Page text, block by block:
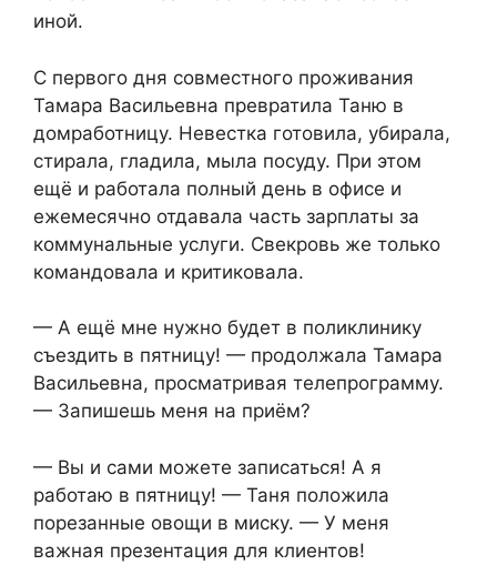
иной.
С первого дня совместного проживания
Тамара Васильевна превратила Таню в
домработницу. Невестка готовила, убирала,
стирала, гладила, мыла посуду. При этом
ещё и работала полный день в офисе и
ежемесячно отдавала часть зарплаты за
коммунальные услуги. Свекровь же только
командовала и критиковала.
— А ещё мне нужно будет в поликлинику
съездить в пятницу! — продолжала Тамара
Васильевна, просматривая телепрограмму.
— Запишешь меня на приём?
— Вы и сами можете записаться! А я
работаю в пятницу! — Таня положила
порезанные овощи в миску. — У меня
важная презентация для клиентов!